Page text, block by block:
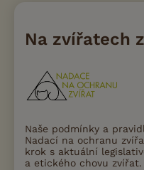
Na zvířatech
Naše podmínky a
Nadací na ochranu
krok s aktuální
a etického chovu zvířat.